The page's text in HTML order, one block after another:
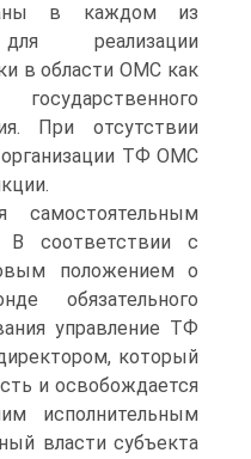
в каждом из
реализации
в об­ласти ОМС как
При отсутствии
ТФ ОМС
В соответствии с
положением о
обязательного
управление ТФ
который
и освобождается
исполнительным
власти субъекта